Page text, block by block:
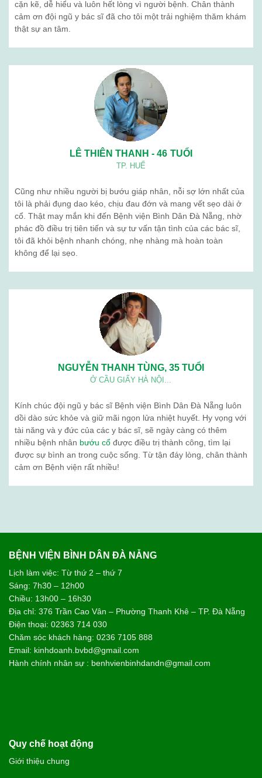
cặn kẽ, dễ hiểu và luôn hết lòng vì người bệnh. Chân thành
cảm ơn đội ngũ y bác sĩ đã cho tôi một trải nghiệm thăm khám
thật sự an tâm.
LÊ THIÊN THANH - 46 TUỔI
TP. HUẾ
Cũng như nhiều người bị bướu giáp nhân, nỗi sợ lớn nhất của
tôi là phải đụng dao kéo, chịu đau đớn và mang vết sẹo dài ở
cổ. Thật may mắn khi đến Bệnh viện Bình Dân Đà Nẵng, nhờ
phác đồ điều trị tiên tiến và sự tư vấn tận tình của các bác sĩ,
tôi đã khỏi bệnh nhanh chóng, nhẹ nhàng mà hoàn toàn
không để lại sẹo.
NGUYỄN THANH TÙNG, 35 TUỔI
Ở CẦU GIẤY HÀ NỘI...
Kính chúc đội ngũ y bác sĩ Bệnh viện Bình Dân Đà Nẵng luôn
dồi dào sức khỏe và giữ mãi ngọn lửa nhiệt huyết. Hy vọng với
tài năng và y đức của các y bác sĩ, sẽ ngày càng có thêm
nhiều bệnh nhân bướu cổ được điều trị thành công, tìm lại
được sự bình an trong cuộc sống. Từ tận đáy lòng, chân thành
cảm ơn Bệnh viện rất nhiều!
BỆNH VIỆN BÌNH DÂN ĐÀ NẴNG
Lịch làm việc: Từ thứ 2 – thứ 7
Sáng: 7h30 – 12h00
Chiều: 13h00 – 16h30
Địa chỉ: 376 Trần Cao Vân – Phường Thanh Khê – TP. Đà Nẵng
Điện thoại: 02363 714 030
Chăm sóc khách hàng: 0236 7105 888
Email: kinhdoanh.bvbd@gmail.com
Hành chính nhân sự : benhvienbinhdandn@gmail.com
Quy chế hoạt động
Giới thiệu chung